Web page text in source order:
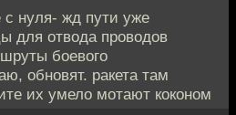
с нуля- жд пути уже
для отвода проводов
боевого
обновят. ракета там
их умело мотают коконом